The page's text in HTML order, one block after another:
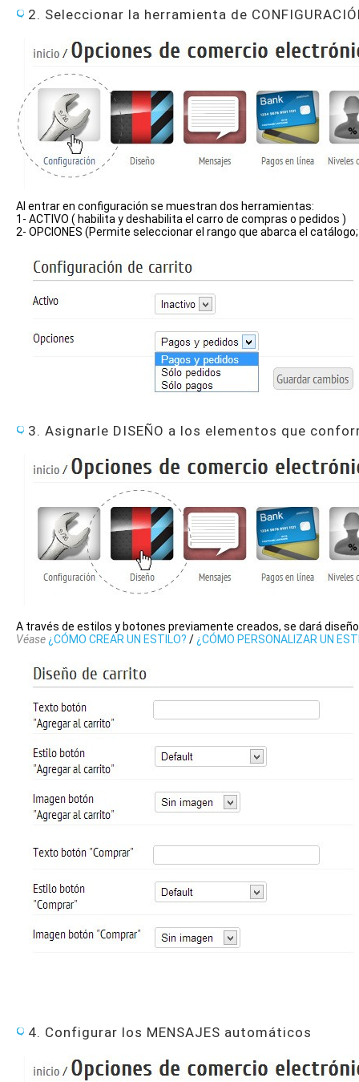
2. Seleccionar la herramienta de
Al entrar en configuración se muestran dos herramientas:
1- ACTIVO ( habilita y deshabilita el carro de compras o pedidos )
2- OPCIONES (Permite seleccionar el rango que abarca el
3. Asignarle DISEÑO a los elementos que
A través de estilos y botones previamente creados, se dará
Véase ¿CÓMO CREAR UN ESTILO? / ¿CÓMO PERSONALIZAR UN
4. Configurar los MENSAJES automáticos